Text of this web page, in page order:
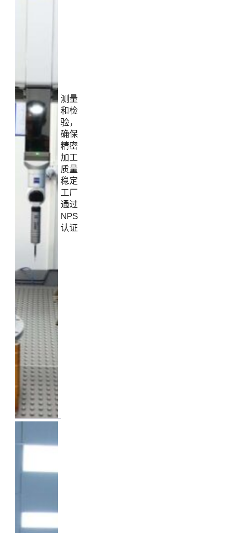
测量
和检
验，
确保
精密
加工
质量
稳定
工厂
通过
NPS
认证